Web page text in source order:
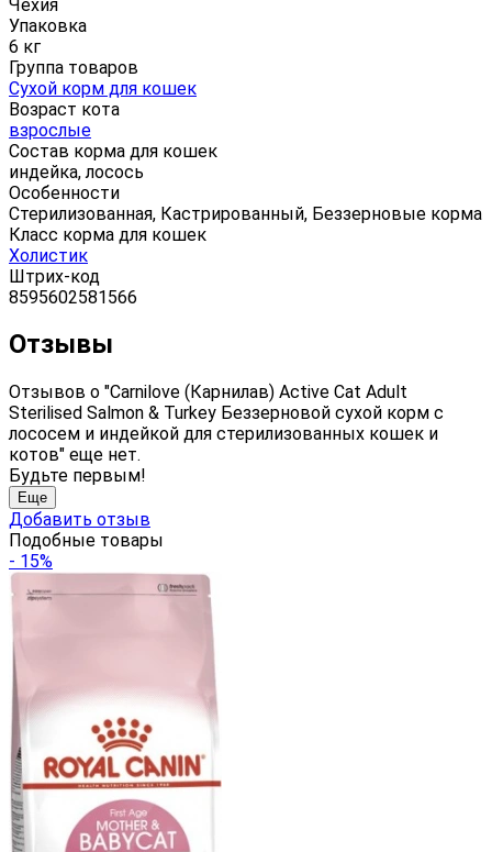
Чехия
Упаковка
6 кг
Группа товаров
Сухой корм для кошек
Возраст кота
взрослые
Состав корма для кошек
индейка, лосось
Особенности
Стерилизованная, Кастрированный, Беззерновые корма
Класс корма для кошек
Холистик
Штрих-код
8595602581566
Отзывы
Отзывов о "Carnilove (Карнилав) Active Cat Adult
Sterilised Salmon & Turkey Беззерновой сухой корм с
лососем и индейкой для стерилизованных кошек и
котов" еще нет.
Будьте первым!
Еще
Добавить отзыв
Подобные товары
- 15%